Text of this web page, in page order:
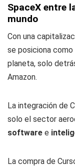
SpaceX entre
mundo
Con una
se posiciona
planeta, solo
Amazon.
La integración de
solo el sector
software e
La compra de